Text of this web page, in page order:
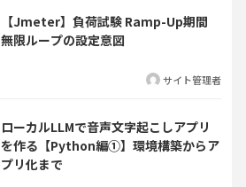
【Jmeter】負荷試験 Ramp-Up期間
無限ループの設定意図
サイト管理者
ローカルLLMで音声文字起こしアプリ
を作る【Python編①】環境構築からア
プリ化まで